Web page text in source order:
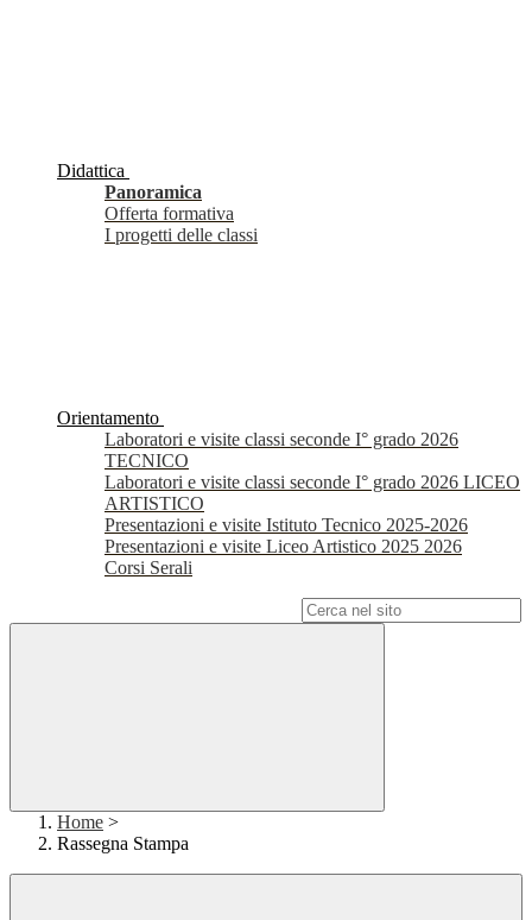
Didattica
Panoramica
Offerta formativa
I progetti delle classi
Orientamento
Laboratori e visite classi seconde I° grado 2026
TECNICO
Laboratori e visite classi seconde I° grado 2026 LICEO
ARTISTICO
Presentazioni e visite Istituto Tecnico 2025-2026
Presentazioni e visite Liceo Artistico 2025 2026
Corsi Serali
Home >
Rassegna Stampa